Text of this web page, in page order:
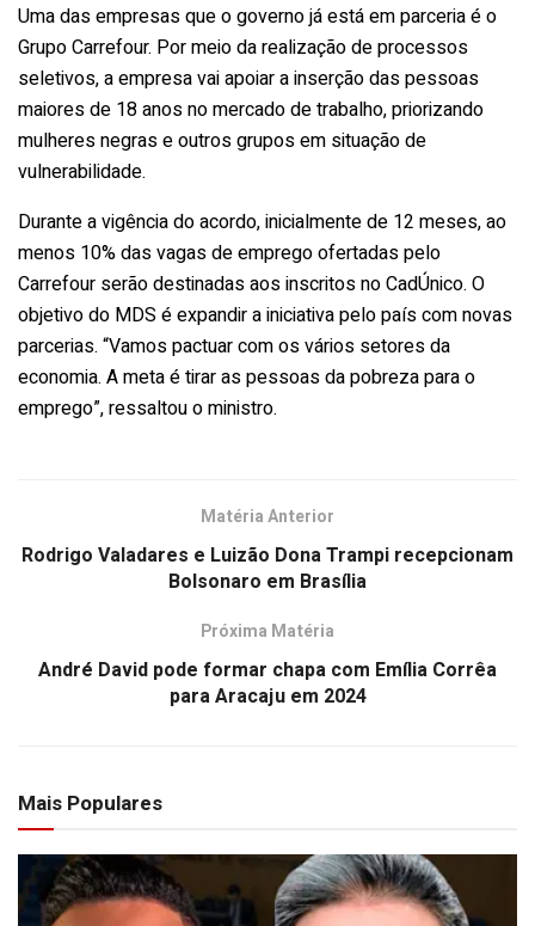
Uma das empresas que o governo já está em parceria é o
Grupo Carrefour. Por meio da realização de processos
seletivos, a empresa vai apoiar a inserção das pessoas
maiores de 18 anos no mercado de trabalho, priorizando
mulheres negras e outros grupos em situação de
vulnerabilidade.
Durante a vigência do acordo, inicialmente de 12 meses, ao
menos 10% das vagas de emprego ofertadas pelo
Carrefour serão destinadas aos inscritos no CadÚnico. O
objetivo do MDS é expandir a iniciativa pelo país com novas
parcerias. “Vamos pactuar com os vários setores da
economia. A meta é tirar as pessoas da pobreza para o
emprego”, ressaltou o ministro.
Matéria Anterior
Rodrigo Valadares e Luizão Dona Trampi recepcionam
Bolsonaro em Brasília
Próxima Matéria
André David pode formar chapa com Emília Corrêa
para Aracaju em 2024
Mais Populares